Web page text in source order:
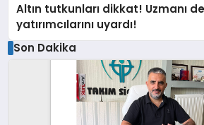
Altın tutkunları dikkat! Uzmanı
yatırımcılarını uyardı!
Son Dakika